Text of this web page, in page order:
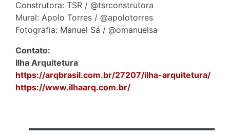
Construtora: TSR / @tsrconstrutora
Mural: Apolo Torres / @apolotorres
Fotografia: Manuel Sá / @omanuelsa
Contato:
Ilha Arquitetura
https://arqbrasil.com.br/27207/ilha-arquitetura/
https://www.ilhaarq.com.br/